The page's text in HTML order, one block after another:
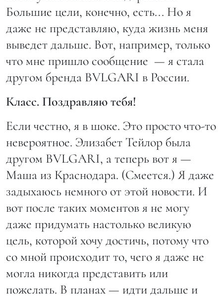
Большие цели, конечно, есть... Но я
даже не представляю, куда жизнь меня
выведет дальше. Вот, например, только
что мне пришло сообщение — я стала
другом бренда BVLGARI в России.
Класс. Поздравляю тебя!
Если честно, я в шоке. Это просто что-то
невероятное. Элизабет Тейлор была
другом BVLGARI, а теперь вот я —
Маша из Краснодара. (Смеется.) Я даже
задыхаюсь немного от этой новости. И
вот после таких моментов я не могу
даже придумать настолько великую
цель, которой хочу достичь, потому что
со мной происходит то, чего я даже не
могла никогда представить или
пожелать. В планах — идти дальше и